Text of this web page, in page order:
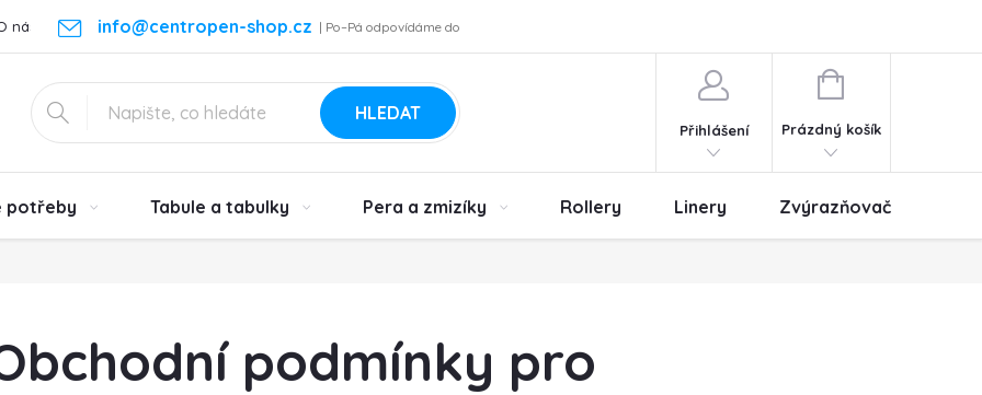
info@centropen-shop.cz | Po–Pá odpovídáme do
24 h
nás Kontakt Vrácení zboží a reklamace Podmínky ochrany osobních údajů
HLEDAT
Přihlášení
NÁKUPNÍ
Prázdný košík
potřeby Tabule a tabulky Pera a zmizíky Rollery Linery Zvýrazňovače
podmínky pro